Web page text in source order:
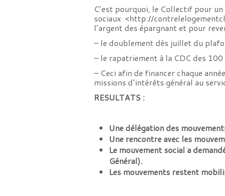
C’est pourquoi, le Collectif pour
sociaux <http://
l’argent des épargnant et pour
– le doublement dès juillet du
– le rapatriement à la CDC des
– Ceci afin de financer chaque
missions d’intérêts général au
RESULTATS :
Une délégation des
Une rencontre avec les
Le mouvement social a
Général).
Les mouvements restent